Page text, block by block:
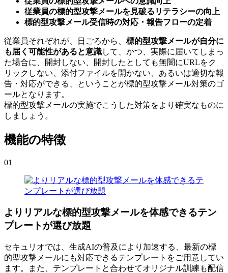
従業員の標的型攻撃メールを見破るリテラシーの向上
標的型攻撃メール受信時の対応・報告フローの定着
従業員それぞれが、日ごろから、 標的型攻撃メールが自分に
も届く可能性があると意識して、かつ、実際に届いてしまっ
た場合に、開封しない、開封したとしても無闇にURLをク
リックしない、添付ファイルを開かない、あるいは適切な報
告・対応ができる、ということが標的型攻撃メール対策のゴ
ールとなります。
標的型攻撃メールの実施でこうした対策をより確実なものに
しましょう。
機能の特徴
01
よりリアルな標的型攻撃メールを体感できるテン
プレートが選び放題
セキュリオでは、生成AIの普及により加速する、最新の標
的型攻撃メールにも対応できるテンプレートをご用意してい
ます。また、テンプレートと合わせてオリジナル訓練も配信